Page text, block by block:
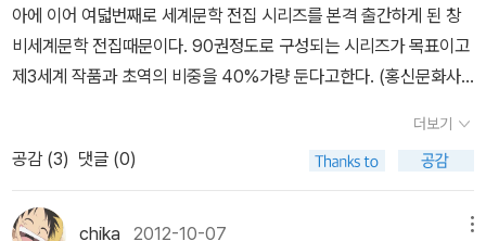
께서는 잘 계시려나. <빌헬름 마이스터의 수업시대> 빠졌고, 또 뭐
빠졌지? 여튼, 독어'독문' 전공했다는, 솔 프렘튼 <내가 고양이를 데
리고 노는 것일까, 고양이가 나를 데리고 노는 것일까?> 셰익스피어
을 미친 몽테뉴의 정신세계를 12가지의 프레임으로 추적한다. 몽테뉴
의 유작이자 불후의 고전 <에세>를 바탕으로, 요동치던 사회에서 펄
떡이던 한 남자의 치열한 사색 속으로 독자들을 안내한다.동물을 좋
아했던 몽테뉴는 자신의 저택에서 고양이를 길렀다. 주변의 모든 사
아에 이어 여덟번째로 세계문학 전집 시리즈를 본격 출간하게 된 창
비세계문학 전집때문이다. 90권정도로 구성되는 시리즈가 목표이고
제3세계 작품과 초역의 비중을 40%가량 둔다고한다. (홍신문화사,
을 언급하지 않은 이유는 오래된 번역이 너무많고 시리즈가 끝난 출
판사도 있기때문에 제외시켰다.) 시리즈 첫번째 권으로 괴테
의 <젊은 베르터의 고뇌>가 선정되었다. 편집위원인 임홍배 교수의
직접번역작이기도 하고 세계문학전집의 상징성과 여러가지를 고려한
더보기
공감 (3) 댓글 (0)
chika 2012-10-07